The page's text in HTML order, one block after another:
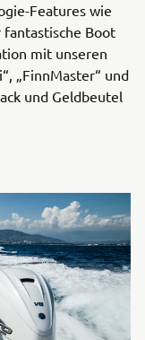
Features wie
fantastische Boot
mit unseren
„FinnMaster“ und
und Geldbeutel